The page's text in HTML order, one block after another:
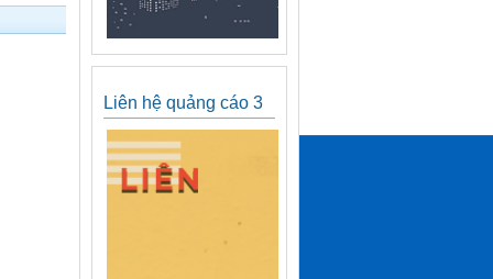
Liên hệ quảng cáo 3